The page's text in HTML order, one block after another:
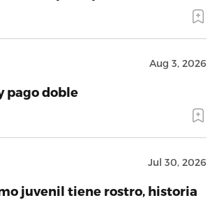
Aug 3, 2026
pago doble
Jul 30, 2026
juvenil tiene rostro, historia